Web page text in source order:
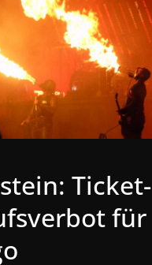
Ticket-
für